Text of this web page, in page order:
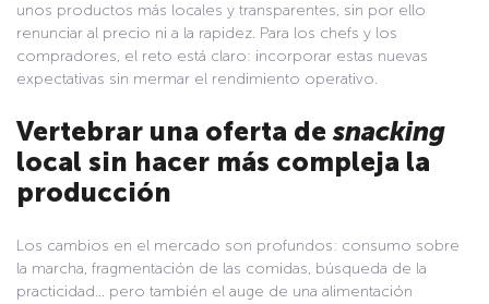
unos productos más locales y transparentes, sin por ello
renunciar al precio ni a la rapidez. Para los chefs y los
compradores, el reto está claro: incorporar estas nuevas
expectativas sin mermar el rendimiento operativo.
Vertebrar una oferta desnacking
local sin hacer más compleja la
producción
Los cambios en el mercado son profundos: consumo sobre
la marcha, fragmentación de las comidas, búsqueda de la
practicidad… pero también el auge de una alimentación